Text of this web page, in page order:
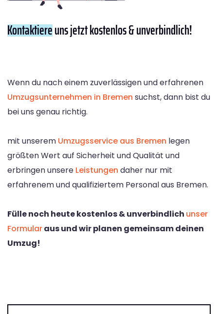
Kontaktiereuns jetzt kostenlos & unverbindlich!
Wenn du nach einem zuverlässigen und erfahrenen
Umzugsunternehmen in Bremen suchst, dann bist du
bei uns genau richtig.
mit unserem Umzugsservice aus Bremen legen
größten Wert auf Sicherheit und Qualität und
erbringen unsere Leistungen daher nur mit
erfahrenem und qualifiziertem Personal aus Bremen.
Fülle noch heute kostenlos & unverbindlich unser
Formularaus und wir planen gemeinsam deinen
Umzug!